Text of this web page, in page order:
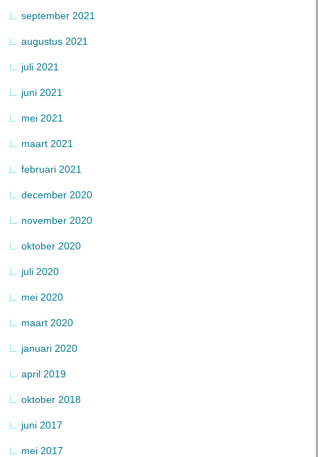
september 2021
augustus 2021
juli 2021
juni 2021
mei 2021
maart 2021
februari 2021
december 2020
november 2020
oktober 2020
juli 2020
mei 2020
maart 2020
januari 2020
april 2019
oktober 2018
juni 2017
mei 2017